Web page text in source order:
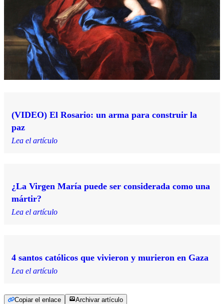
(VIDEO) El Rosario: un arma para construir la
paz
Lea el artículo
¿La Virgen María puede ser considerada como una
mártir?
Lea el artículo
4 santos católicos que vivieron y murieron en Gaza
Lea el artículo
Copiar el enlace Archivar artículo